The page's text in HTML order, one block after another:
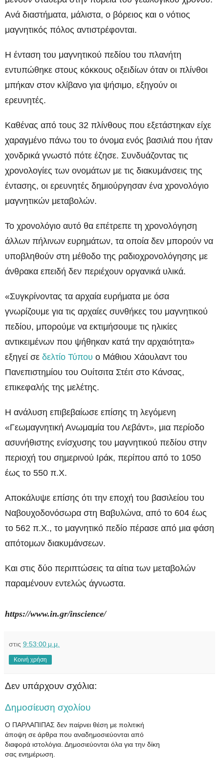
Ανά διαστήματα, μάλιστα, ο βόρειος και ο νότιος
μαγνητικός πόλος αντιστρέφονται.
Η ένταση του μαγνητικού πεδίου του πλανήτη
εντυπώθηκε στους κόκκους οξειδίων όταν οι πλίνθοι
μπήκαν στον κλίβανο για ψήσιμο, εξηγούν οι
ερευνητές.
Καθένας από τους 32 πλίνθους που εξετάστηκαν είχε
χαραγμένο πάνω του το όνομα ενός βασιλιά που ήταν
χονδρικά γνωστό πότε έζησε. Συνδυάζοντας τις
χρονολογίες των ονομάτων με τις διακυμάνσεις της
έντασης, οι ερευνητές δημιούργησαν ένα χρονολόγιο
μαγνητικών μεταβολών.
Το χρονολόγιο αυτό θα επέτρεπε τη χρονολόγηση
άλλων πήλινων ευρημάτων, τα οποία δεν μπορούν να
υποβληθούν στη μέθοδο της ραδιοχρονολόγησης με
άνθρακα επειδή δεν περιέχουν οργανικά υλικά.
«Συγκρίνοντας τα αρχαία ευρήματα με όσα
γνωρίζουμε για τις αρχαίες συνθήκες του μαγνητικού
πεδίου, μπορούμε να εκτιμήσουμε τις ηλικίες
αντικειμένων που ψήθηκαν κατά την αρχαιότητα»
εξηγεί σε δελτίο Τύπου ο Μάθιου Χάουλαντ του
Πανεπιστημίου του Ουίτσιτα Στέιτ στο Κάνσας,
επικεφαλής της μελέτης.
Η ανάλυση επιβεβαίωσε επίσης τη λεγόμενη
«Γεωμαγνητική Ανωμαμία του Λεβάντ», μια περίοδο
ασυνήθιστης ενίσχυσης του μαγνητικού πεδίου στην
περιοχή του σημερινού Ιράκ, περίπου από το 1050
έως το 550 π.Χ.
Αποκάλυψε επίσης ότι την εποχή του βασιλείου του
Ναβουχοδονόσωρα στη Βαβυλώνα, από το 604 έως
το 562 π.Χ., το μαγνητικό πεδίο πέρασε από μια φάση
απότομων διακυμάνσεων.
Και στις δύο περιπτώσεις τα αίτια των μεταβολών
παραμένουν εντελώς άγνωστα.
https://www.in.gr/inscience/
στις 9:53:00 μ.μ.
Κοινή χρήση
Δεν υπάρχουν σχόλια:
Δημοσίευση σχολίου
Ο ΠΑΡΛΑΠΙΠΑΣ δεν παίρνει θέση με πολιτική
άποψη σε άρθρα που αναδημοσιεύονται από
διαφορά ιστολόγια. Δημοσιεύονται όλα για την δίκη
σας ενημέρωση.